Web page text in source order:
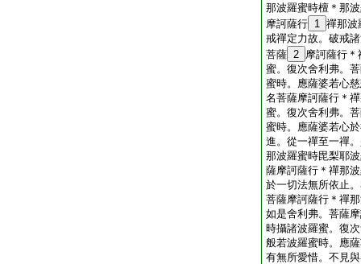
那波羅蜜時檀＊那
摩訶薩行 1 禪那波
戒禪定力故。破戒
菩薩 2 摩訶薩行
蜜。復次舍利弗。
蜜時。應薩婆若心
名菩薩摩訶薩行＊
蜜。復次舍利弗。
蜜時。應薩婆若心
進。從一禪至一禪
那波羅蜜時毘梨耶
薩摩訶薩行＊禪那
於一切法無所依止
菩薩摩訶薩行＊禪
如是舍利弗。菩薩
時攝諸波羅蜜。復
般若波羅蜜時。應
有無所愛惜。不見